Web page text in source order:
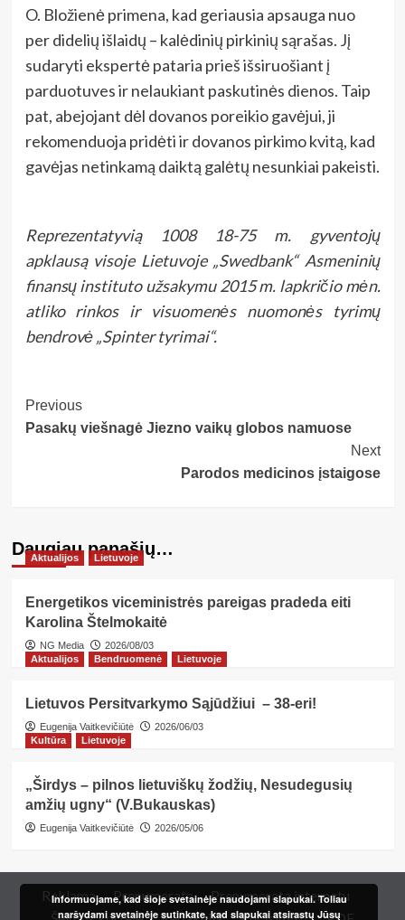
O. Bložienė primena, kad geriausia apsauga nuo
per didelių išlaidų – kalėdinių pirkinių sąrašas. Jį
sudaryti ekspertė pataria prieš išsiruošiant į
parduotuves ir nelaukiant paskutinės dienos. Taip
pat, abejojant dėl dovanos poreikio gavėjui, ji
rekomenduoja pridėti ir dovanos pirkimo kvitą, kad
gavėjas netinkamą daiktą galėtų nesunkiai pakeisti.
Reprezentatyvią 1008 18-75 m. gyventojų
apklausą visoje Lietuvoje „Swedbank“ Asmeninių
finansų instituto užsakymu 2015 m. lapkričio mėn.
atliko rinkos ir visuomenės nuomonės tyrimų
bendrovė „Spinter tyrimai“.
Post
Navigation
Previous
Pasakų viešnagė Jiezno vaikų globos namuose
Next
Parodos medicinos įstaigose
Daugiau panašių…
Aktualijos Lietuvoje
Energetikos viceministrės pareigas pradeda eiti
Karolina Štelmokaitė
NG Media
2026/08/03
Aktualijos
Bendruomenė Lietuvoje
Lietuvos Persitvarkymo Sąjūdžiui – 38-eri!
Eugenija Vaitkevičiūtė
2026/06/03
Kultūra
Lietuvoje
„Širdys – pilnos lietuviškų žodžių, Nesudegusių
amžių ugny“ (V.Bukauskas)
Eugenija Vaitkevičiūtė 2026/05/06
Reklama Prenumerata
Prenumerata internetu
Informuojame, kad šioje svetainėje naudojami slapukai. Toliau
naršydami svetainėje sutinkate, kad slapukai atsirastų Jūsų